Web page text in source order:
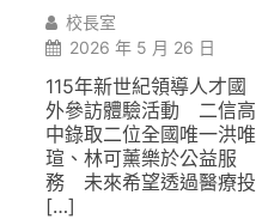
校長室
2026 年 5 月 26 日
115年新世紀領導人才國
外參訪體驗活動 二信高
中錄取二位全國唯一洪唯
瑄、林可薰樂於公益服
務 未來希望透過醫療投
[…]